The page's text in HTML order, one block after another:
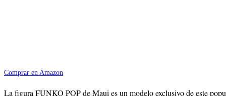
Comprar en Amazon
La figura FUNKO POP de Maui es un modelo exclusivo de este